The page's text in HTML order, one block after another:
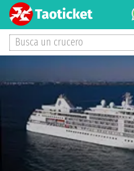
Busca un crucero